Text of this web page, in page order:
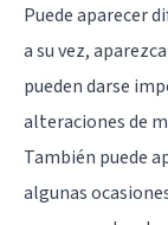
Puede aparecer
a su vez,
pueden darse
alteraciones de
También puede
algunas